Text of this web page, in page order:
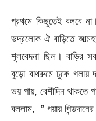
প্রথমে কিছুতেই বলবে
ভদ্রলোক ঐ বাড়িতে
শূলবেদনা ছিল। বাড়ির
বুড়ো বাথরুমে ঢুকে গলায়
ভয় পায়, বেশীদিন থাকতে
বললাম, ” গয়ায়